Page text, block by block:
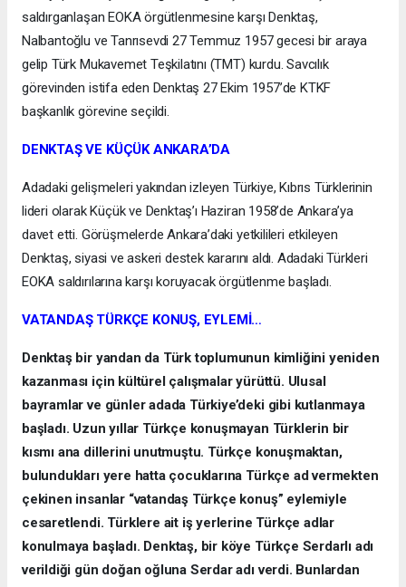
saldırganlaşan EOKA örgütlenmesine karşı Denktaş,
Nalbantoğlu ve Tanrısevdi 27 Temmuz 1957 gecesi bir araya
gelip Türk Mukavemet Teşkilatını (TMT) kurdu. Savcılık
görevinden istifa eden Denktaş 27 Ekim 1957’de KTKF
başkanlık görevine seçildi.
DENKTAŞ VE KÜÇÜK ANKARA’DA
Adadaki gelişmeleri yakından izleyen Türkiye, Kıbrıs Türklerinin
lideri olarak Küçük ve Denktaş’ı Haziran 1958’de Ankara’ya
davet etti. Görüşmelerde Ankara’daki yetkilileri etkileyen
Denktaş, siyasi ve askeri destek kararını aldı. Adadaki Türkleri
EOKA saldırılarına karşı koruyacak örgütlenme başladı.
VATANDAŞ TÜRKÇE KONUŞ, EYLEMİ…
Denktaş bir yandan da Türk toplumunun kimliğini yeniden
kazanması için kültürel çalışmalar yürüttü. Ulusal
bayramlar ve günler adada Türkiye’deki gibi kutlanmaya
başladı. Uzun yıllar Türkçe konuşmayan Türklerin bir
kısmı ana dillerini unutmuştu. Türkçe konuşmaktan,
bulundukları yere hatta çocuklarına Türkçe ad vermekten
çekinen insanlar “vatandaş Türkçe konuş” eylemiyle
cesaretlendi. Türklere ait iş yerlerine Türkçe adlar
konulmaya başladı. Denktaş, bir köye Türkçe Serdarlı adı
verildiği gün doğan oğluna Serdar adı verdi. Bunlardan